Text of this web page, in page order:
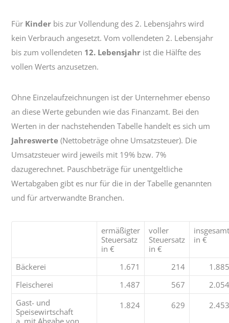
Für Kinder bis zur Vollendung des 2. Lebensjahrs wird
kein Verbrauch angesetzt. Vom vollendeten 2. Lebensjahr
bis zum vollendeten 12. Lebensjahr ist die Hälfte des
vollen Werts anzusetzen.
Ohne Einzelaufzeichnungen ist der Unternehmer ebenso
an diese Werte gebunden wie das Finanzamt. Bei den
Werten in der nachstehenden Tabelle handelt es sich um
Jahreswerte (Nettobeträge ohne Umsatzsteuer). Die
Umsatzsteuer wird jeweils mit 19% bzw. 7%
dazugerechnet. Pauschbeträge für unentgeltliche
Wertabgaben gibt es nur für die in der Tabelle genannten
und für artverwandte Branchen.
ermäßigter
Steuersatz
in €
voller
Steuersatz
in €
in €
Bäckerei 1.671 214
Fleischerei
1.487 567
Gast- und
Speisewirtschaft
a. mit Abgabe von
1.824 629